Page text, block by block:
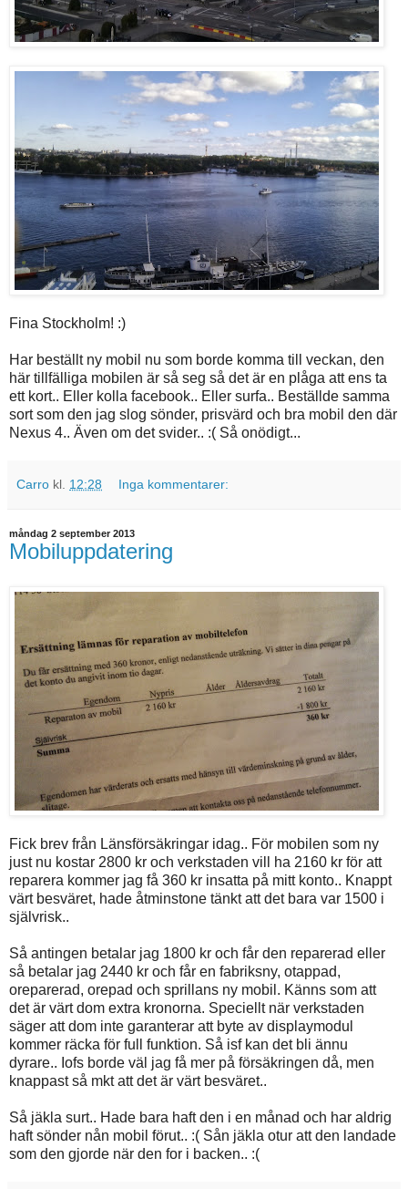
Fina Stockholm! :)
Har beställt ny mobil nu som borde komma till veckan, den
här tillfälliga mobilen är så seg så det är en plåga att ens ta
ett kort.. Eller kolla facebook.. Eller surfa.. Beställde samma
sort som den jag slog sönder, prisvärd och bra mobil den där
Nexus 4.. Även om det svider.. :( Så onödigt...
Carro kl. 12:28 Inga kommentarer:
måndag 2 september 2013
Mobiluppdatering
Fick brev från Länsförsäkringar idag.. För mobilen som ny
just nu kostar 2800 kr och verkstaden vill ha 2160 kr för att
reparera kommer jag få 360 kr insatta på mitt konto.. Knappt
värt besväret, hade åtminstone tänkt att det bara var 1500 i
självrisk..
Så antingen betalar jag 1800 kr och får den reparerad eller
så betalar jag 2440 kr och får en fabriksny, otappad,
oreparerad, orepad och sprillans ny mobil. Känns som att
det är värt dom extra kronorna. Speciellt när verkstaden
säger att dom inte garanterar att byte av displaymodul
kommer räcka för full funktion. Så isf kan det bli ännu
dyrare.. Iofs borde väl jag få mer på försäkringen då, men
knappast så mkt att det är värt besväret..
Så jäkla surt.. Hade bara haft den i en månad och har aldrig
haft sönder nån mobil förut.. :( Sån jäkla otur att den landade
som den gjorde när den for i backen.. :(